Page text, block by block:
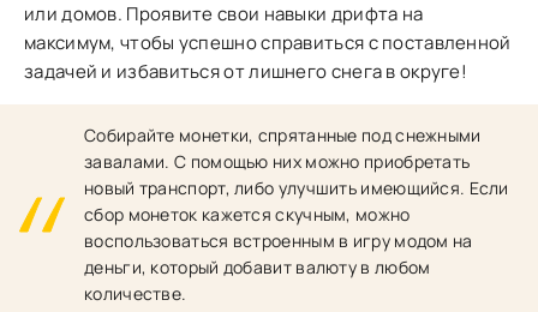
или домов. Проявите свои навыки дрифта на
максимум, чтобы успешно справиться с поставленной
задачей и избавиться от лишнего снега в округе!
Собирайте монетки, спрятанные под снежными
завалами. С помощью них можно приобретать
новый транспорт, либо улучшить имеющийся. Если
сбор монеток кажется скучным, можно
воспользоваться встроенным в игру модом на
деньги, который добавит валюту в любом
количестве.